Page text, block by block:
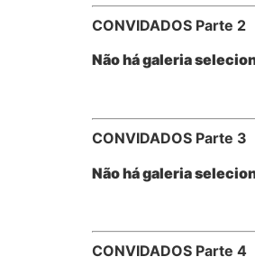
CONVIDADOS Parte 2
Não há galeria
CONVIDADOS Parte 3
Não há galeria
CONVIDADOS Parte 4